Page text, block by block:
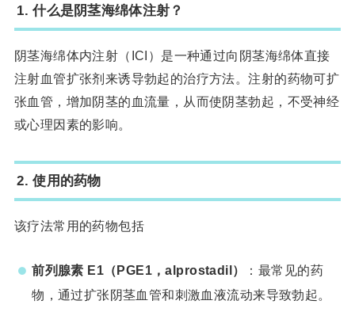
1. 什么是阴茎海绵体注射？
阴茎海绵体内注射（ICI）是一种通过向阴茎海绵体直接
注射血管扩张剂来诱导勃起的治疗方法。注射的药物可扩
张血管，增加阴茎的血流量，从而使阴茎勃起，不受神经
或心理因素的影响。
2.使用的药物
该疗法常用的药物包括
前列腺素 E1（PGE1，alprostadil）
：最常见的药
物，通过扩张阴茎血管和刺激血液流动来导致勃起。